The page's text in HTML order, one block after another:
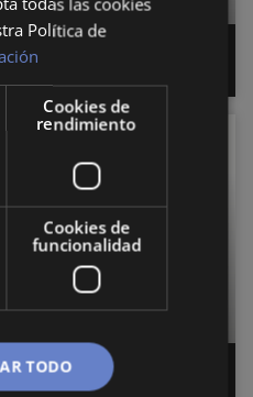
Política de
Cookies de
rendimiento
Cookies de
funcionalidad
TODO